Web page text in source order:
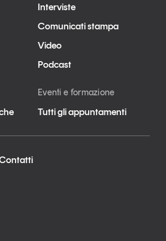
Interviste
Comunicati stampa
Video
Podcast
Eventi e formazione
Tutti gli appuntamenti